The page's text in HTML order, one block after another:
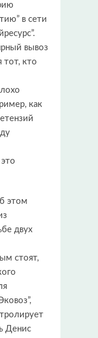
в сети
вывоз
тот, кто
как
этом
двух
стоят,
Денис